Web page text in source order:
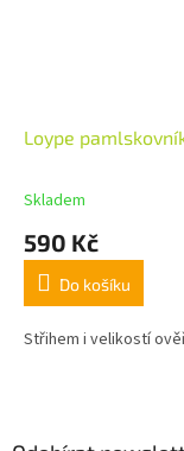
Loype
Skladem
590 Kč
Do košíku
Střihem i velikostí